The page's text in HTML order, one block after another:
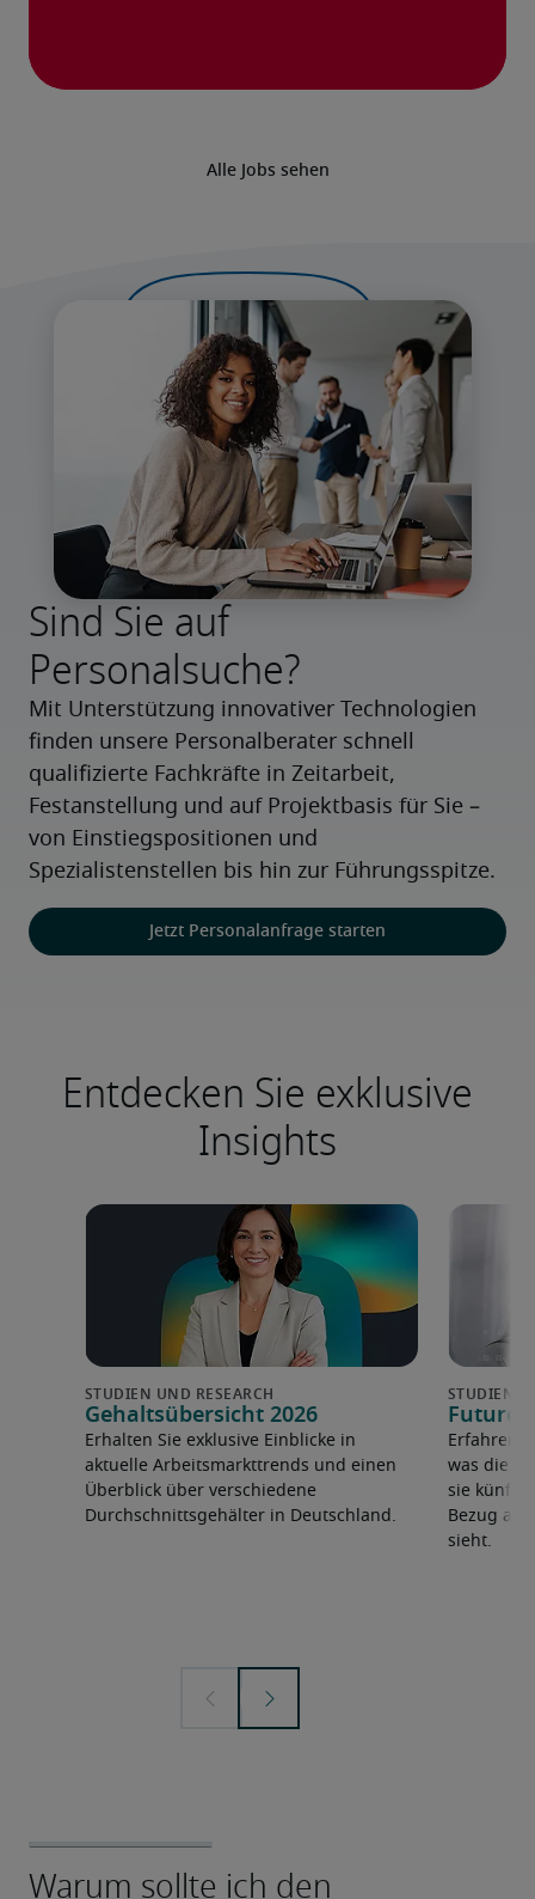
Alle Jobs sehen
Sind Sie auf
Personalsuche?
Mit Unterstützung innovativer Technologien
finden unsere Personalberater schnell
qualifizierte Fachkräfte in Zeitarbeit,
Festanstellung und auf Projektbasis für Sie –
von Einstiegspositionen und
Spezialistenstellen bis hin zur Führungsspitze.
Jetzt Personalanfrage starten
Entdecken Sie exklusive
Insights
Gehaltsübersicht 2026
Erhalten Sie exklusive Einblicke in
aktuelle Arbeitsmarkttrends und einen
Überblick über verschiedene
Durchschnittsgehälter in Deutschland.
Future
Erfahren
was die
sie
Bezug
sieht.